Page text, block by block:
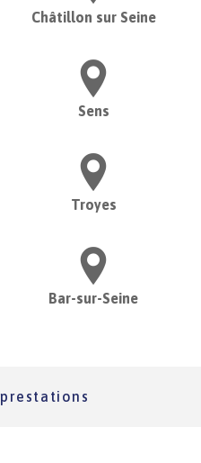
Châtillon sur Seine
Sens
Troyes
Bar-sur-Seine